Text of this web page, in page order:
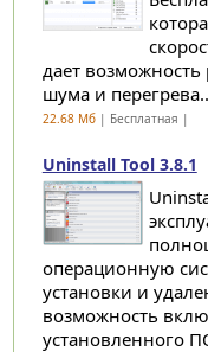
дает
шума и
22.68 Мб| Бесплатная |
Uninstall Tool 3.8.1
операционную
установки и
возможность
установленного